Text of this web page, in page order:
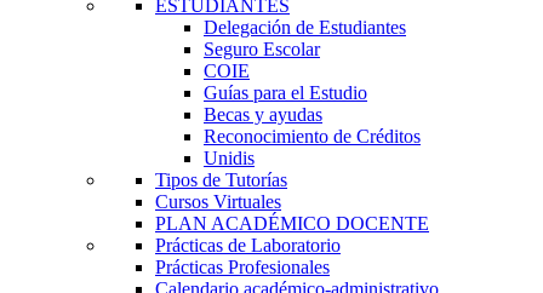
ESTUDIANTES
Delegación de Estudiantes
Seguro Escolar
COIE
Guías para el Estudio
Becas y ayudas
Reconocimiento de Créditos
Unidis
Tipos de Tutorías
Cursos Virtuales
PLAN ACADÉMICO DOCENTE
Prácticas de Laboratorio
Prácticas Profesionales
Calendario académico-administrativo